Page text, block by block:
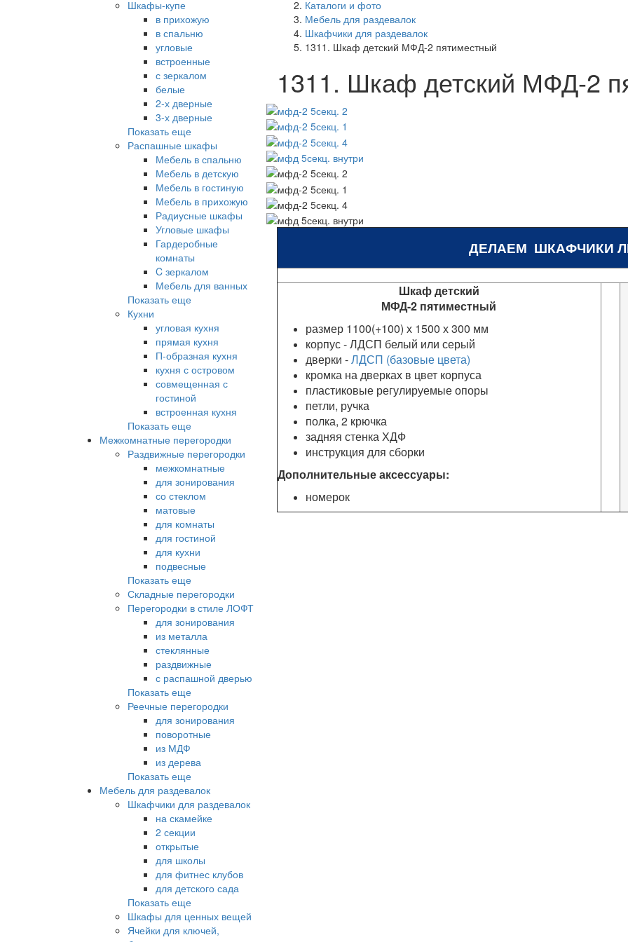
Шкафы-купе
в прихожую
в спальню
угловые
встроенные
с зеркалом
белые
2-х дверные
3-х дверные
Показать еще
Распашные шкафы
Мебель в спальню
Мебель в детскую
Мебель в гостиную
Мебель в прихожую
Радиусные шкафы
Угловые шкафы
Гардеробные
комнаты
C зеркалом
Мебель для ванных
Показать еще
Кухни
угловая кухня
прямая кухня
П-образная кухня
кухня с островом
совмещенная с
гостиной
встроенная кухня
Показать еще
Межкомнатные перегородки
Раздвижные перегородки
межкомнатные
для зонирования
со стеклом
матовые
для комнаты
для гостиной
для кухни
подвесные
Показать еще
Складные перегородки
Перегородки в стиле ЛОФТ
для зонирования
из металла
стеклянные
раздвижные
с распашной дверью
Показать еще
Реечные перегородки
для зонирования
поворотные
из МДФ
из дерева
Показать еще
Мебель для раздевалок
Шкафчики для раздевалок
на скамейке
2 секции
открытые
для школы
для фитнес клубов
для детского сада
Показать еще
Шкафы для ценных вещей
Ячейки для ключей,
Каталоги и фото
Мебель для раздевалок
Шкафчики для раздевалок
1311. Шкаф детский МФД-2 пятиместный
1311. Шкаф детский МФД-2
ДЕЛАЕМ ШКАФЧИКИ
Шкаф детский
МФД-2 пятиместный
размер 1100(+100) х 1500 х 300 мм
корпус - ЛДСП белый или серый
дверки -ЛДСП (базовые цвета)
кромка на дверках в цвет корпуса
пластиковые регулируемые опоры
петли, ручка
полка, 2 крючка
задняя стенка ХДФ
инструкция для сборки
Дополнительные аксессуары:
номерок